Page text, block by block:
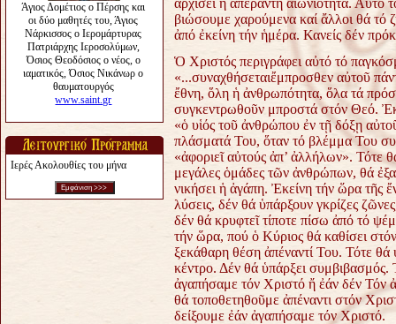
Ιερές Ακολουθίες του μήνα
ἀρχίσει ἡ ἀπέραντη αἰωνιότητα. Αὐτό
βιώσουμε χαρούμενα καί ἄλλοι θά τό
ἀπό ἐκείνη τήν ἡμέρα. Κανείς δέν
Ὁ Χριστός περιγράφει αὐτό τό
«...συναχθήσεταιἔμπροσθεν αὐτοῦ
ἔθνη, ὅλη ἡ ἀνθρωπότητα, ὅλα τά
συγκεντρωθοῦν μπροστά στόν Θεό.
«ὁ υἱός τοῦ ἀνθρώπου ἐν τῇ δόξῃ
πλάσματά Του, ὅταν τό βλέμμα Του
«ἀφοριεῖ αὐτούς ἀπ’ ἀλλήλων». Τότε
μεγάλες ὁμάδες τῶν ἀνθρώπων, θά
νικήσει ἡ ἀγάπη. Ἐκείνη τήν ὥρα τῆς
λύσεις, δέν θά ὑπάρξουν γκρίζες
δέν θά κρυφτεῖ τίποτε πίσω ἀπό τό
τήν ὥρα, πού ὁ Κύριος θά καθίσει
ξεκάθαρη θέση ἀπέναντί Του. Τότε θά
κέντρο. Δέν θά ὑπάρξει
ἀγαπήσαμε τόν Χριστό ἤ ἐάν δέν Τόν
θά τοποθετηθοῦμε ἀπέναντι στόν
δείξουμε ἐάν ἀγαπήσαμε τόν Χριστό.